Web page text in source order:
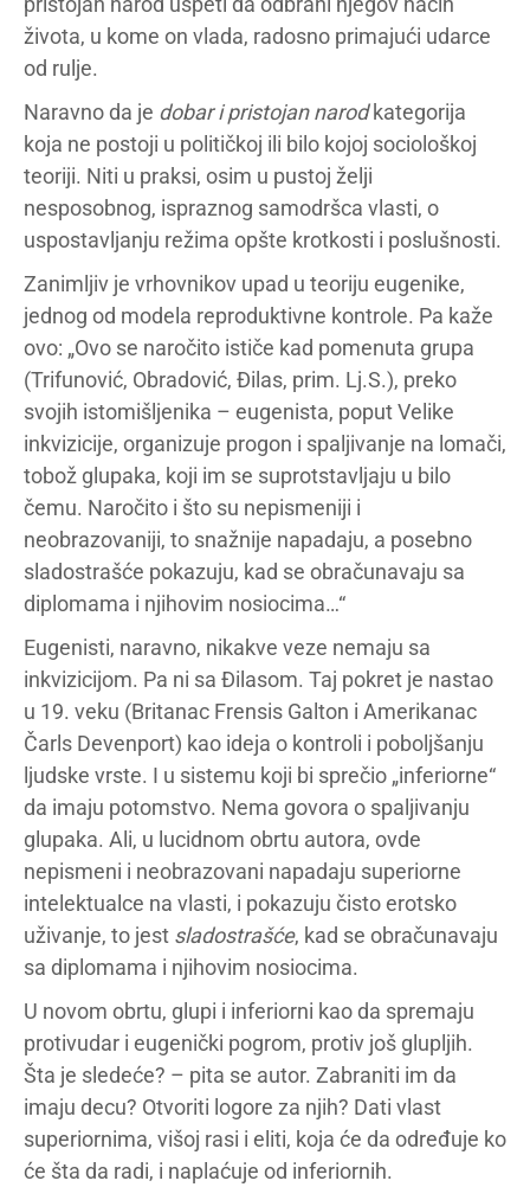
života, u kome on vlada, radosno primajući udarce
od rulje.
Naravno da je dobar i pristojan narodkategorija
koja ne postoji u političkoj ili bilo kojoj sociološkoj
teoriji. Niti u praksi, osim u pustoj želji
nesposobnog, ispraznog samodršca vlasti, o
uspostavljanju režima opšte krotkosti i poslušnosti.
Zanimljiv je vrhovnikov upad u teoriju eugenike,
jednog od modela reproduktivne kontrole. Pa kaže
ovo: „Ovo se naročito ističe kad pomenuta grupa
(Trifunović, Obradović, Đilas, prim. Lj.S.), preko
svojih istomišljenika – eugenista, poput Velike
inkvizicije, organizuje progon i spaljivanje na lomači,
tobož glupaka, koji im se suprotstavljaju u bilo
čemu. Naročito i što su nepismeniji i
neobrazovaniji, to snažnije napadaju, a posebno
sladostrašće pokazuju, kad se obračunavaju sa
diplomama i njihovim nosiocima…“
Eugenisti, naravno, nikakve veze nemaju sa
inkvizicijom. Pa ni sa Đilasom. Taj pokret je nastao
u 19. veku (Britanac Frensis Galton i Amerikanac
Čarls Devenport) kao ideja o kontroli i poboljšanju
ljudske vrste. I u sistemu koji bi sprečio „inferiorne“
da imaju potomstvo. Nema govora o spaljivanju
glupaka. Ali, u lucidnom obrtu autora, ovde
nepismeni i neobrazovani napadaju superiorne
intelektualce na vlasti, i pokazuju čisto erotsko
uživanje, to jest sladostrašće, kad se obračunavaju
sa diplomama i njihovim nosiocima.
U novom obrtu, glupi i inferiorni kao da spremaju
protivudar i eugenički pogrom, protiv još glupljih.
Šta je sledeće? – pita se autor. Zabraniti im da
imaju decu? Otvoriti logore za njih? Dati vlast
superiornima, višoj rasi i eliti, koja će da određuje ko
će šta da radi, i naplaćuje od inferiornih.